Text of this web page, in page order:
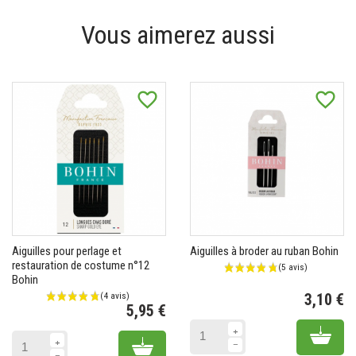
Vous aimerez aussi
favorite_border
Aiguilles pour perlage et
restauration de costume n°12
Bohin
5,95 €
Add to cart
favorite_border
Aiguilles à broder au ruban Bohin
3,10 €
Add